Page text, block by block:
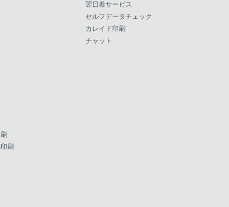
刷
翌日着サービス
セルフデータチェック
カレイド印刷
チャット